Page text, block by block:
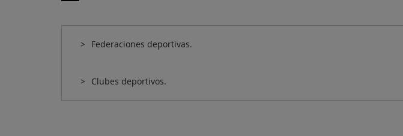
Federaciones deportivas.
Clubes deportivos.